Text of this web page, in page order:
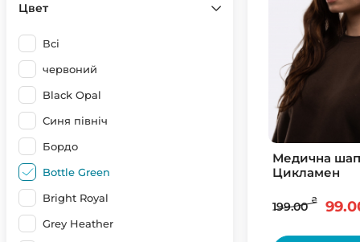
Цвет
Всі
червоний
Black Opal
Синя північ
Бордо
Bottle Green
Bright Royal
Grey Heather
Медична
Цикламен
199.00 ₴